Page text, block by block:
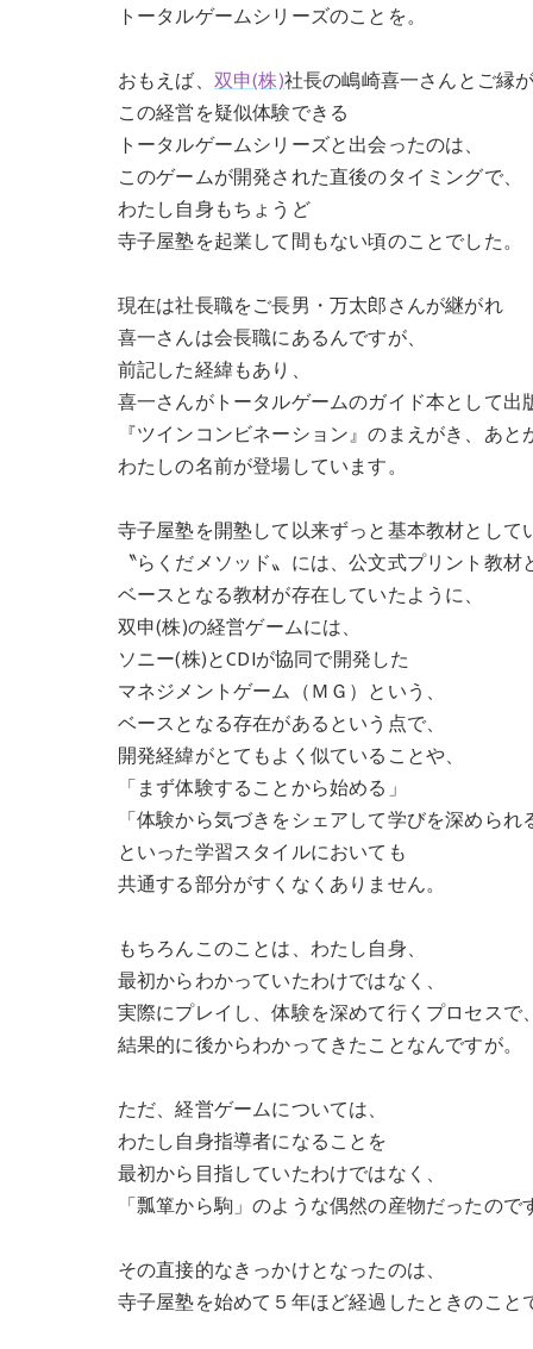
トータルゲームシリーズのことを。
おもえば、 双申(株)社長の嶋崎喜一さんとご縁が
この経営を疑似体験できる
トータルゲームシリーズと出会ったのは、
このゲームが開発された直後のタイミングで、
わたし自身もちょうど
寺子屋塾を起業して間もない頃のことでした。
現在は社長職をご長男・万太郎さんが継がれ
喜一さんは会長職にあるんですが、
前記した経緯もあり、
喜一さんがトータルゲームのガイド本として出
『ツインコンビネーション』のまえがき、あと
わたしの名前が登場しています。
寺子屋塾を開塾して以来ずっと基本教材として
〝らくだメソッド〟には、公文式プリント教材
ベースとなる教材が存在していたように、
双申(株)の経営ゲームには、
ソニー(株)とCDIが協同で開発した
マネジメントゲーム（ＭＧ）という、
ベースとなる存在があるという点で、
開発経緯がとてもよく似ていることや、
「まず体験することから始める」
「体験から気づきをシェアして学びを深められ
といった学習スタイルにおいても
共通する部分がすくなくありません。
もちろんこのことは、わたし自身、
最初からわかっていたわけではなく、
実際にプレイし、体験を深めて行くプロセスで、
結果的に後からわかってきたことなんですが。
ただ、経営ゲームについては、
わたし自身指導者になることを
最初から目指していたわけではなく、
「瓢箪から駒」のような偶然の産物だったので
その直接的なきっかけとなったのは、
寺子屋塾を始めて５年ほど経過したときのこと